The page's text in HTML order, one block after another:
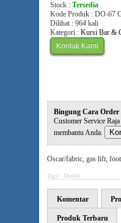
Stock : Tersedia
Kode Produk : DO-67
Dilihat : 964 kali
Kategori : Kursi Bar &
Kontak Kami
Bingung Cara Order
Customer Service
membantu Anda.
Oscar/fabric, gas lift,
Tags : Donati
Komentar
Produk Terbaru